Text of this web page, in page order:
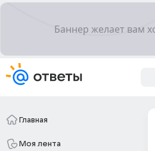
Главная
Моя лента